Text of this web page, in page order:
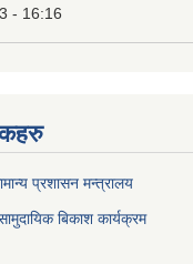
- 16:16
प्रशासन मन्त्रालय
बिकाश कार्यक्रम